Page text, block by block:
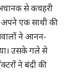
से कचहरी
अपने एक साथी की
ने आनन-
उसके गले से
ने बंदी की